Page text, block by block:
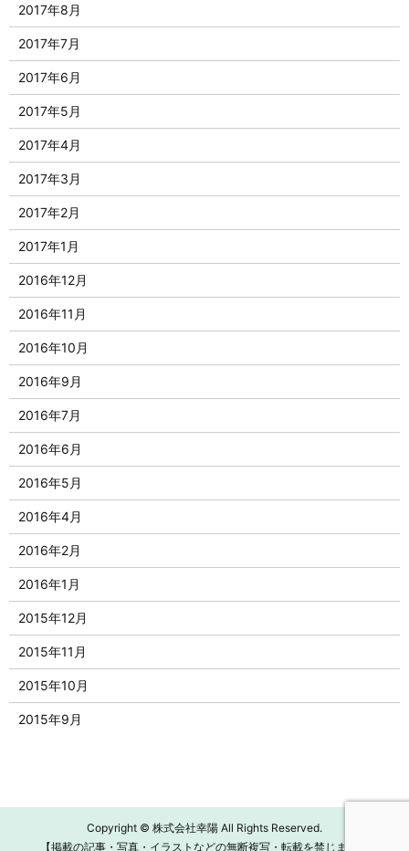
2017年8月
2017年7月
2017年6月
2017年5月
2017年4月
2017年3月
2017年2月
2017年1月
2016年12月
2016年11月
2016年10月
2016年9月
2016年7月
2016年6月
2016年5月
2016年4月
2016年2月
2016年1月
2015年12月
2015年11月
2015年10月
2015年9月
Copyright © 株式会社幸陽 All Rights Reserved.
【掲載の記事・写真・イラストなどの無断複写・転載を禁じます】